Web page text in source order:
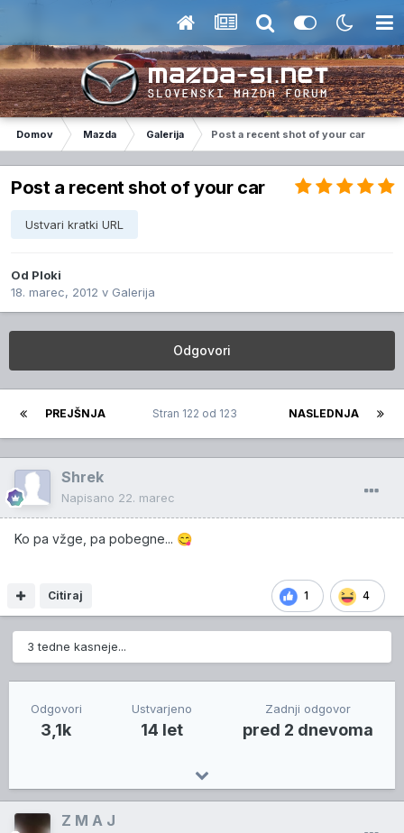
Domov Mazda Galerija Post a recent shot of your car
Post a recent shot of your car
Ustvari kratki URL
Od Ploki
18. marec, 2012 v Galerija
Odgovori
PREJŠNJA NASLEDNJA
Stran 122 od 123
Shrek
Napisano 22. marec
Ko pa vžge, pa pobegne... 😋
1 4
Citiraj
3 tedne kasneje...
Odgovori
3,1k
Ustvarjeno
14 let
Zadnji odgovor
pred 2 dnevoma
Z M A J